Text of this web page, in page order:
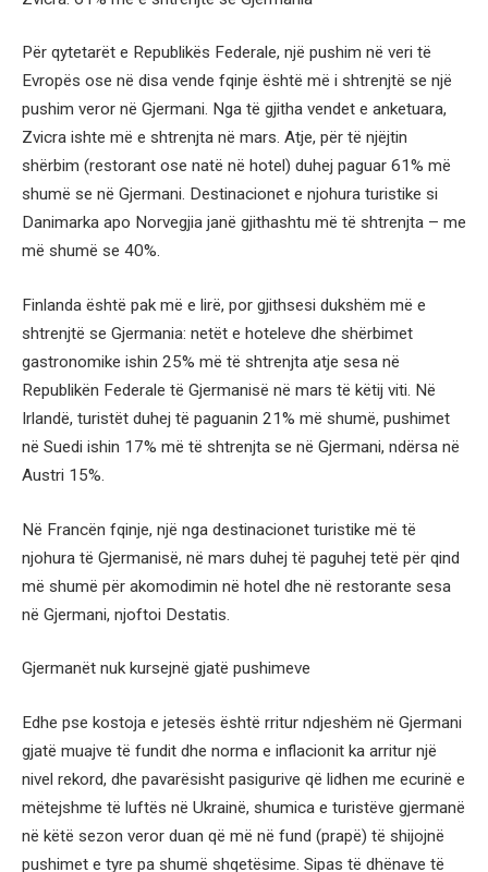
Për qytetarët e Republikës Federale, një pushim në veri të
Evropës ose në disa vende fqinje është më i shtrenjtë se një
pushim veror në Gjermani. Nga të gjitha vendet e anketuara,
Zvicra ishte më e shtrenjta në mars. Atje, për të njëjtin
shërbim (restorant ose natë në hotel) duhej paguar 61% më
shumë se në Gjermani. Destinacionet e njohura turistike si
Danimarka apo Norvegjia janë gjithashtu më të shtrenjta – me
më shumë se 40%.
Finlanda është pak më e lirë, por gjithsesi dukshëm më e
shtrenjtë se Gjermania: netët e hoteleve dhe shërbimet
gastronomike ishin 25% më të shtrenjta atje sesa në
Republikën Federale të Gjermanisë në mars të këtij viti. Në
Irlandë, turistët duhej të paguanin 21% më shumë, pushimet
në Suedi ishin 17% më të shtrenjta se në Gjermani, ndërsa në
Austri 15%.
Në Francën fqinje, një nga destinacionet turistike më të
njohura të Gjermanisë, në mars duhej të paguhej tetë për qind
më shumë për akomodimin në hotel dhe në restorante sesa
në Gjermani, njoftoi Destatis.
Gjermanët nuk kursejnë gjatë pushimeve
Edhe pse kostoja e jetesës është rritur ndjeshëm në Gjermani
gjatë muajve të fundit dhe norma e inflacionit ka arritur një
nivel rekord, dhe pavarësisht pasigurive që lidhen me ecurinë e
mëtejshme të luftës në Ukrainë, shumica e turistëve gjermanë
në këtë sezon veror duan që më në fund (prapë) të shijojnë
pushimet e tyre pa shumë shqetësime. Sipas të dhënave të